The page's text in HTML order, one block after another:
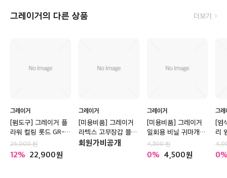
그레이거의 다른 상품 더보기
그레이거
[펌도구] 그레이거 플
라워 컬링 롯드 GR-
R10 (100개입)
26,000
12 22,900
그레이거
[미용비품] 그레이거
라텍스 고무장갑 블랙
10켤레
회원가비공개
그레이거
[미용비품] 그레이거
일회용 비닐 귀마개
100매입
4,500
0 4,500
그레
[염
리
0